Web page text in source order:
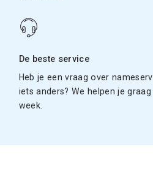
De beste service
Heb je een vraag over
iets anders? We helpen je
week.